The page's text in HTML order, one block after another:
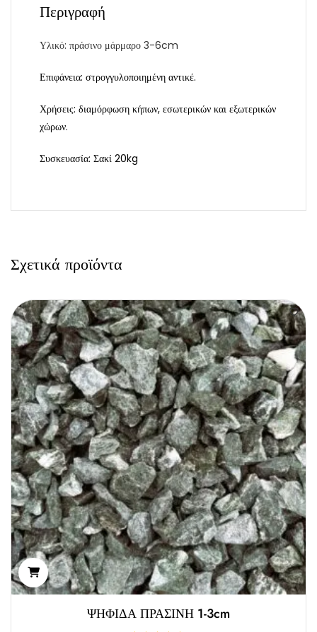
Περιγραφή
Υλικό: πράσινο μάρμαρο 3-6cm
Επιφάνεια: στρογγυλοποιημένη αντικέ.
Χρήσεις: διαμόρφωση κήπων, εσωτερικών και εξωτερικών
χώρων.
Συσκευασία: Σακί 20kg
Σχετικά προϊόντα
ΨΗΦΙΔΑ ΠΡΑΣΙΝΗ 1-3cm